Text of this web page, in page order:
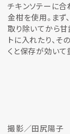
チキンソテーに合
金柑を使用。まず
取り除いてから甘
トに入れたり、そ
くと保存が効いて
撮影／田尻陽子